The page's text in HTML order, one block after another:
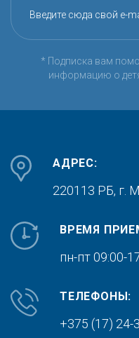
Введите сюда свой e-
* Подписка вам
информацию о
АДРЕС:
220113 РБ, г.
ВРЕМЯ
пн-пт 09:00-
ТЕЛЕФОНЫ:
+375 (17) 24-